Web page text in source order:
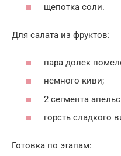
щепотка соли.
Для салата из фруктов:
пара долек
немного киви;
2 сегмента
горсть сладкого
Готовка по этапам: